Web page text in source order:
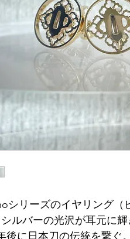
シリーズのイヤリング（
ルバーの光沢が耳元に
後に日本刀の伝統を繋ぐ。